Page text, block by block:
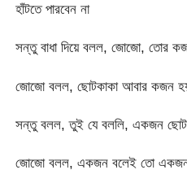
হাঁটতে পারবেন না
সন্তু বাধা দিয়ে বলল, জোজো, তোর
জোজো বলল, ছোটকাকা আবার কজন
সন্তু বলল, তুই যে বললি, একজন
জোজো বলল, একজন বলেই তো